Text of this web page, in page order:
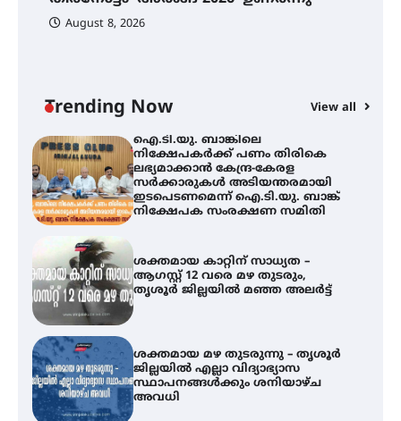
August 8, 2026
Trending Now View all
ഇടപെടണമെന്ന് ഐ.ടി.യു. ബാങ്ക്
നിക്ഷേപക സംരക്ഷണ സമിതി
ശക്തമായ കാറ്റിന് സാധ്യത –
ആഗസ്റ്റ് 12 വരെ മഴ തുടരും,
തൃശൂർ ജില്ലയിൽ മഞ്ഞ അലർട്ട്
ശക്തമായ മഴ തുടരുന്നു – തൃശൂർ
ജില്ലയിൽ എല്ലാ വിദ്യാഭ്യാസ
സ്ഥാപനങ്ങൾക്കും ശനിയാഴ്ച
അവധി
എം.ജി. യൂണിവേഴ്‌സിറ്റിയിൽ നിന്ന്
ഇംഗ്ളീഷ് സാഹിത്യത്തിൽ
ഡോക്ടറേറ്റ് നേടിയ എൻ. ആര്യ